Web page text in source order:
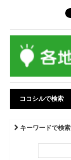
ココシルで検索
キーワードで検索